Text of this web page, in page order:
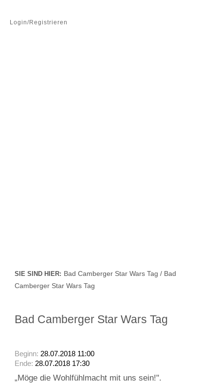
Login/Registrieren
SIE SIND HIER: Bad Camberger Star Wars Tag / Bad
Camberger Star Wars Tag
Bad Camberger Star Wars Tag
Beginn: 28.07.2018 11:00
Ende: 28.07.2018 17:30
„Möge die Wohlfühlmacht mit uns sein!".